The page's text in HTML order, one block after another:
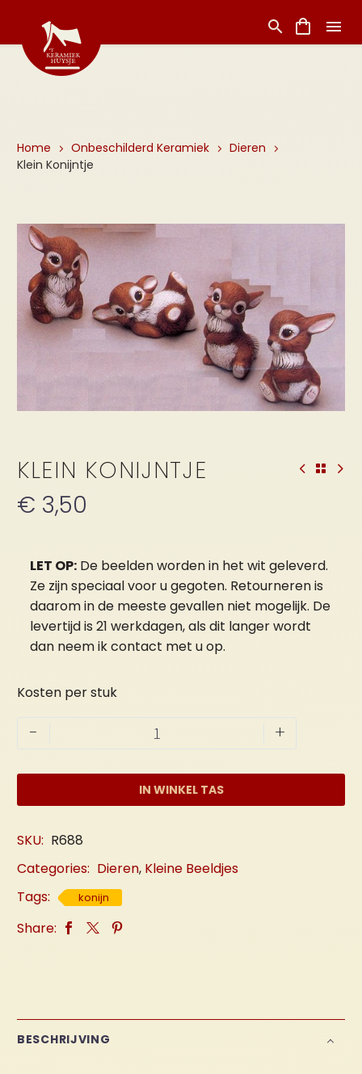
Home Onbeschilderd Keramiek
Dieren
Klein Konijntje
KLEIN KONIJNTJE
€ 3,50
LET OP: De beelden worden in het wit geleverd.
Ze zijn speciaal voor u gegoten. Retourneren is
daarom in de meeste gevallen niet mogelijk. De
levertijd is 21 werkdagen, als dit langer wordt
dan neem ik contact met u op.
Kosten per stuk
-
Klein
+
IN WINKEL TAS
SKU: R688
Categories: Dieren, Kleine Beeldjes
Tags:
konijn
Share:
BESCHRIJVING